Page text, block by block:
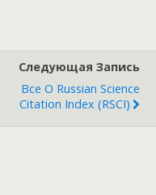
Следующая Запись
Все О Russian Science
Citation Index (RSCI)